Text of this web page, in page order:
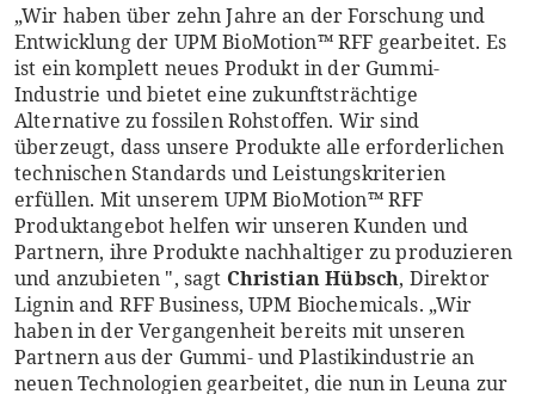
„Wir haben über zehn Jahre an der Forschung und
Entwicklung der UPM BioMotion™ RFF gearbeitet. Es
ist ein komplett neues Produkt in der Gummi-
Industrie und bietet eine zukunftsträchtige
Alternative zu fossilen Rohstoffen. Wir sind
überzeugt, dass unsere Produkte alle erforderlichen
technischen Standards und Leistungskriterien
erfüllen. Mit unserem UPM BioMotion™ RFF
Produktangebot helfen wir unseren Kunden und
Partnern, ihre Produkte nachhaltiger zu produzieren
und anzubieten ", sagt Christian Hübsch, Direktor
Lignin and RFF Business, UPM Biochemicals. „Wir
haben in der Vergangenheit bereits mit unseren
Partnern aus der Gummi- und Plastikindustrie an
neuen Technologien gearbeitet, die nun in Leuna zur